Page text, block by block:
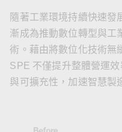
隨著工業環境持續快速發
漸成為推動數位轉型與工
術。藉由將數位化技術無
SPE 不僅提升整體營運
與可擴充性，加速智慧製